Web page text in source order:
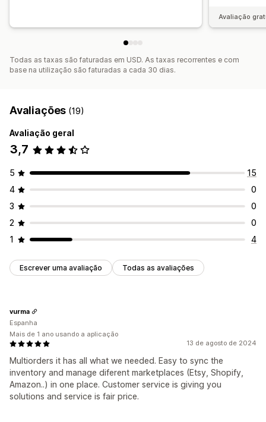
Avaliação
Todas as taxas são faturadas em USD. As taxas recorrentes e com
base na utilização são faturadas a cada 30 dias.
Avaliações (19)
Avaliação geral
3,7
5
15
4
0
3
0
2
0
1
4
Escrever uma avaliação Todas as avaliações
13 de agosto de 2024
Multiorders it has all what we needed. Easy to sync the
inventory and manage diferent marketplaces (Etsy, Shopify,
Amazon..) in one place. Customer service is giving you
solutions and service is fair price.
vurma
Espanha
Mais de 1 ano usando a aplicação